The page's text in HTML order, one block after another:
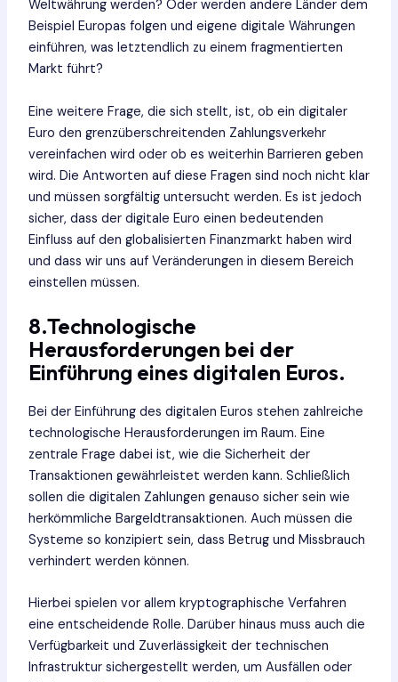
Weltwährung werden? Oder werden andere Länder dem
Beispiel Europas folgen und eigene digitale Währungen
einführen, was letztendlich zu einem fragmentierten
Markt führt?
Eine weitere Frage, die sich stellt, ist, ob ein digitaler
Euro den grenzüberschreitenden Zahlungsverkehr
vereinfachen wird oder ob es weiterhin Barrieren geben
wird. Die Antworten auf diese Fragen sind noch nicht klar
und müssen sorgfältig untersucht werden. Es ist jedoch
sicher, dass der digitale Euro einen bedeutenden
Einfluss auf den globalisierten Finanzmarkt haben wird
und dass wir uns auf Veränderungen in diesem Bereich
einstellen müssen.
8.Technologische
Herausforderungen bei der
Einführung eines digitalen Euros.
Bei der Einführung des digitalen Euros stehen zahlreiche
technologische Herausforderungen im Raum. Eine
zentrale Frage dabei ist, wie die Sicherheit der
Transaktionen gewährleistet werden kann. Schließlich
sollen die digitalen Zahlungen genauso sicher sein wie
herkömmliche Bargeldtransaktionen. Auch müssen die
Systeme so konzipiert sein, dass Betrug und Missbrauch
verhindert werden können.
Hierbei spielen vor allem kryptographische Verfahren
eine entscheidende Rolle. Darüber hinaus muss auch die
Verfügbarkeit und Zuverlässigkeit der technischen
Infrastruktur sichergestellt werden, um Ausfällen oder